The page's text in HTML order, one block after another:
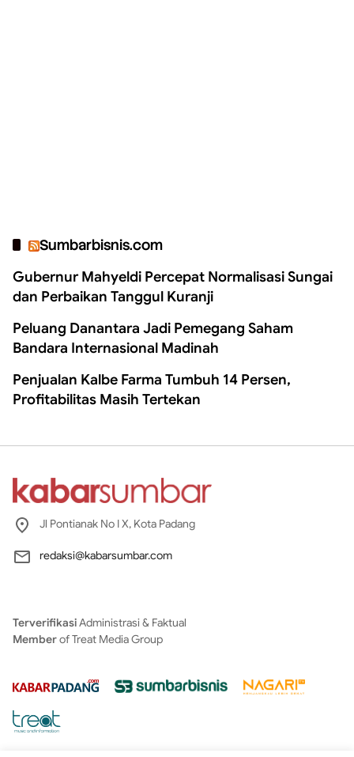
Sumbarbisnis.com
Gubernur Mahyeldi Percepat Normalisasi Sungai
dan Perbaikan Tanggul Kuranji
Peluang Danantara Jadi Pemegang Saham
Bandara Internasional Madinah
Penjualan Kalbe Farma Tumbuh 14 Persen,
Profitabilitas Masih Tertekan
Jl Pontianak No I X, Kota Padang
redaksi@kabarsumbar.com
TerverifikasiAdministrasi & Faktual
Memberof Treat Media Group